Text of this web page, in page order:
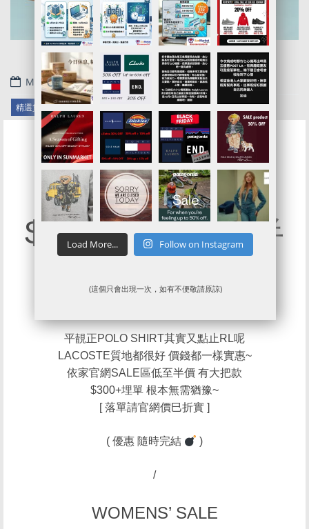
May 28, 2020
精選貨品 美國代購代運 美國轉運 .
LACOSTE官網
$300+埋單低至半
價SALE
平靚正POLO SHIRT其實又點止RL呢
LACOSTE質地都很好 價錢都一樣實惠~
依家官網SALE區低至半價 有大把款
$300+埋單 根本無需猶豫~
[ 落單請官網價巳折實 ]
( 優惠 隨時完結 )
/
WOMENS’ SALE
Load More... Follow on Instagram
(這個只會出現一次，如有不便敬請原諒)